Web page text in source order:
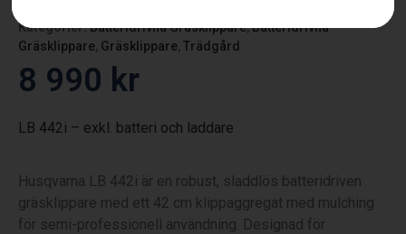
Kategorier:Batteridrivna Gräsklippare,Batteridrivna
Gräsklippare, Gräsklippare, Trädgård
8 990 kr
LB 442i – exkl. batteri och laddare
Husqvarna LB 442i är en robust, sladdlös batteridriven
gräsklippare med ett 42 cm klippaggregat med mulching
för semi-professionell användning. Designad för